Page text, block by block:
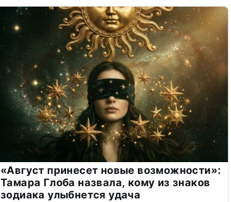
«Август принесет новые возможности»:
Тамара Глоба назвала, кому из знаков
зодиака улыбнется удача